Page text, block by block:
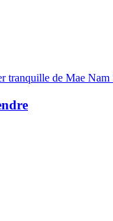
tranquille de Mae